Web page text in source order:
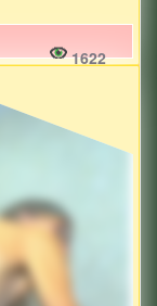
1622